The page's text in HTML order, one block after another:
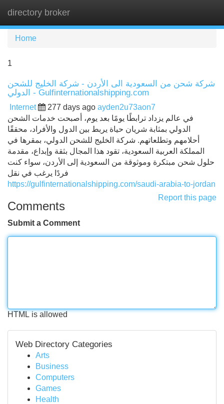
directory broker
Home
1
شركة شحن من السعودية الى الأردن - شركة الخليج للشحن
الدولي - Gulfinternationalshipping.com
Internet 277 days ago ayden2u73aon7
في عالم يزداد ترابطًا يومًا بعد يوم، أصبحت خدمات الشحن
الدولي بمثابة شريان حياة يربط بين الدول والأفراد، محققًا
أحلامهم وتطلعاتهم. شركة الخليج للشحن الدولي، بمقرها في
المملكة العربية السعودية، تقود هذا المجال بثقة وإبداع، مقدمة
حلول شحن مبتكرة وموثوقة من السعودية إلى الأردن، سواء كنت
فردًا يرغب في نقل
https://gulfinternationalshipping.com/saudi-arabia-to-jordan
Report this page
Comments
Submit a Comment
HTML is allowed
Web Directory Categories
Arts
Business
Computers
Games
Health